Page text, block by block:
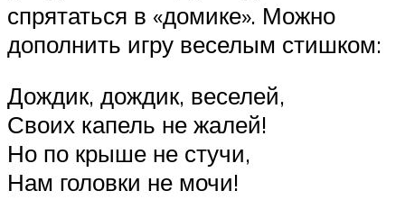
спрятаться в «домике». Можно
дополнить игру веселым стишком:
Дождик, дождик, веселей,
Своих капель не жалей!
Но по крыше не стучи,
Нам головки не мочи!